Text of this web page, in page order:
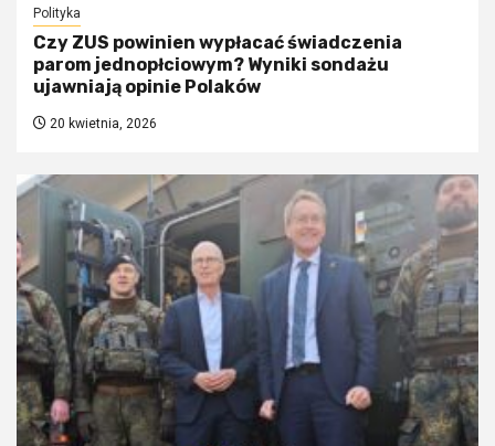
Polityka
Czy ZUS powinien wypłacać świadczenia
parom jednopłciowym? Wyniki sondażu
ujawniają opinie Polaków
20 kwietnia, 2026